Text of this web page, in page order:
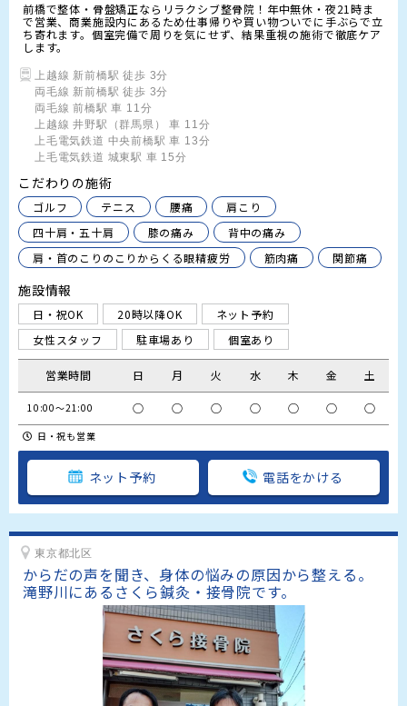
前橋で整体・骨盤矯正ならリラクシブ整骨院！年中無休・夜21時ま
で営業、商業施設内にあるため仕事帰りや買い物ついでに手ぶらで立
ち寄れます。個室完備で周りを気にせず、結果重視の施術で徹底ケア
します。
上越線 新前橋駅 徒歩 3分
両毛線 新前橋駅 徒歩 3分
両毛線 前橋駅 車 11分
上越線 井野駅（群馬県） 車 11分
上毛電気鉄道 中央前橋駅 車 13分
上毛電気鉄道 城東駅 車 15分
こだわりの施術
ゴルフ テニス 腰痛
肩こり
四十肩・五十肩
膝の痛み
背中の痛み
肩・首のこりのこりからくる眼精疲労
筋肉痛 関節痛
施設情報
日・祝OK 20時以降OK
ネット予約
女性スタッフ
駐車場あり 個室あり
営業時間 日 月 火 水 木 金 土
10:00～21:00 ○ ○ ○ ○ ○ ○ ○
日・祝も営業
ネット予約 電話をかける
東京都北区
からだの声を聞き、身体の悩みの原因から整える。
滝野川にあるさくら鍼灸・接骨院です。